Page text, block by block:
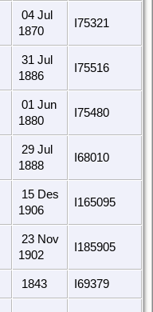
04 Jul
1870
I75321
31 Jul
1886
I75516
01 Jun
1880
I75480
29 Jul
1888
I68010
15 Des
1906
I165095
23 Nov
1902
I185905
1843 I69379